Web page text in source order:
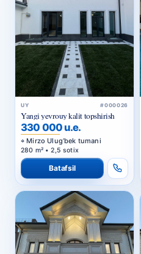
UY #000026
Yangi yevrouy kalit topshirish
330 000 u.e.
Mirzo Ulug‘bek tumani
280 m² • 2,5 sotix
Batafsil